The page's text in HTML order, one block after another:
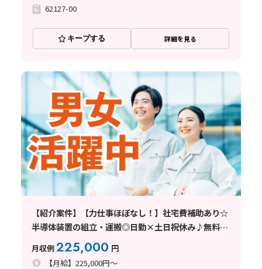
62127-00
キープする 詳細を見る
【紹介案件】【力仕事ほぼなし！】社宅費補助あり☆
半導体装置の組立・運搬◎日勤×土日祝休み♪無料送
迎あり！
月収例225,000 円
【月給】225,000円～